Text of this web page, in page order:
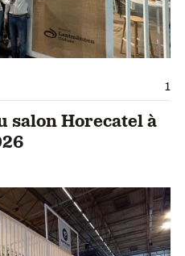
1
salon Horecatel à